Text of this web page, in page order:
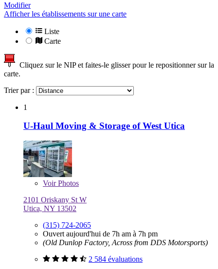
Modifier
Afficher les établissements sur une carte
Liste
Carte
Cliquez sur le NIP et faites-le glisser pour le repositionner sur la
carte.
Trier par :
1
U-Haul Moving & Storage of West Utica
VoirPhotos
2101 Oriskany St W
Utica, NY 13502
(315) 724-2065
Ouvert aujourd'hui de 7h am à 7h pm
(Old Dunlop Factory, Across from DDS Motorsports)
2 584 évaluations